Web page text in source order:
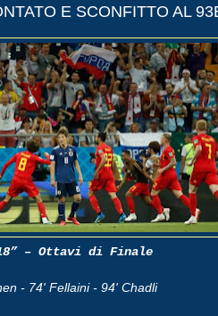
E SCONFITTO AL
– Ottavi di Finale
- 74' Fellaini - 94' Chadli